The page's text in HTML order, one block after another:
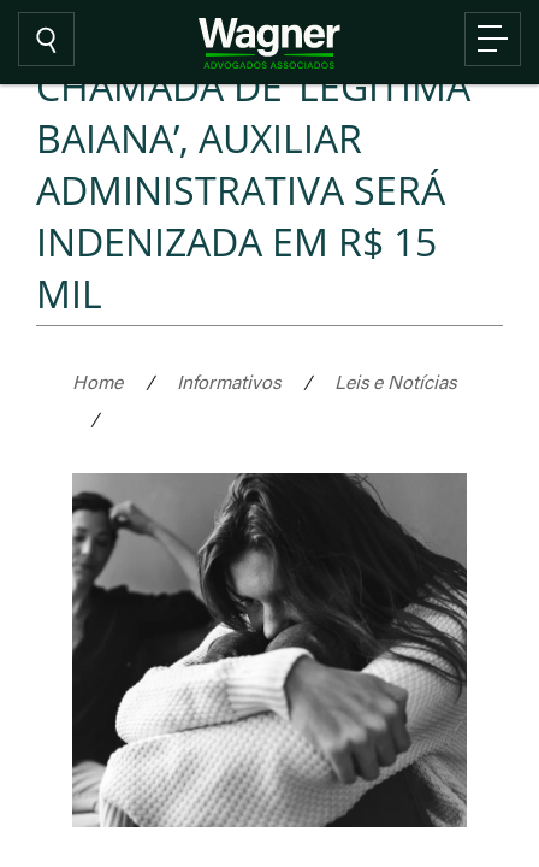
CHAMADA DE ‘LEGÍTIMA
BAIANA’, AUXILIAR
ADMINISTRATIVA SERÁ
INDENIZADA EM R$ 15
MIL
Home / Informativos /
Leis e Notícias
/